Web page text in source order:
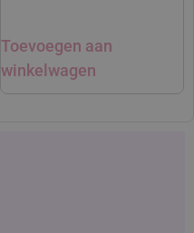
Toevoegen aan
winkelwagen